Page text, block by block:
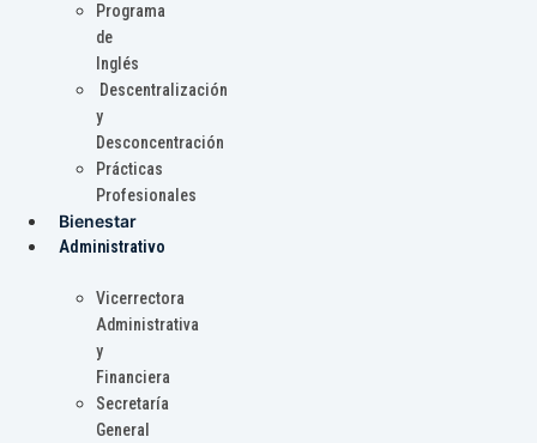
Programa
de
Inglés
Descentralización
y
Desconcentración
Prácticas
Profesionales
Bienestar
Administrativo
Vicerrectora
Administrativa
y
Financiera
Secretaría
General